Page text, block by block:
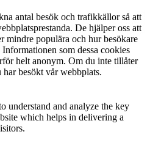
antal besök och trafikkällor så att
De hjälper oss att
mindre populära och hur besökare
som dessa cookies
helt anonym. Om du inte tillåter
besökt vår webbplats.
understand and analyze the key
which helps in delivering a